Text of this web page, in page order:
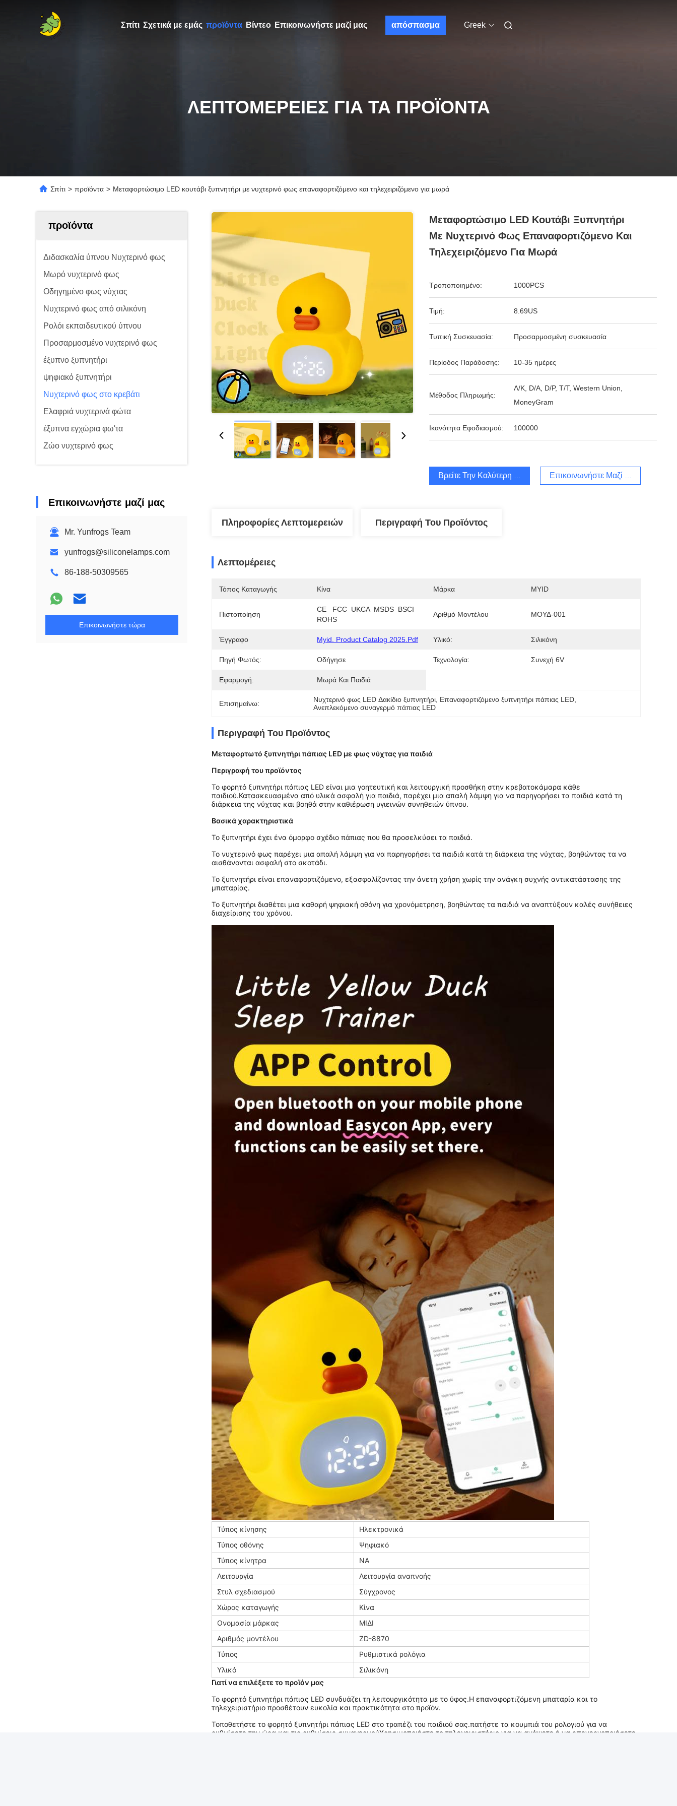
Σπίτι Σχετικά με εμάς προϊόντα Βίντεο Επικοινωνήστε μαζί μας απόσπασμα Greek
ΛΕΠΤΟΜΈΡΕΙΕΣ ΓΙΑ ΤΑ ΠΡΟΪΌΝΤΑ
Σπίτι > προϊόντα > Μεταφορτώσιμο LED κουτάβι ξυπνητήρι με νυχτερινό φως επαναφορτιζόμενο και τηλεχειριζόμενο για μωρά
προϊόντα
Διδασκαλία ύπνου Νυχτερινό φως
Μωρό νυχτερινό φως
Οδηγημένο φως νύχτας
Νυχτερινό φως από σιλικόνη
Ρολόι εκπαιδευτικού ύπνου
Προσαρμοσμένο νυχτερινό φως
έξυπνο ξυπνητήρι
ψηφιακό ξυπνητήρι
Νυχτερινό φως στο κρεβάτι
Ελαφριά νυχτερινά φώτα
έξυπνα εγχώρια φω'τα
Ζώο νυχτερινό φως
Επικοινωνήστε μαζί μας
Mr. Yunfrogs Team
yunfrogs@siliconelamps.com
86-188-50309565
Επικοινωνήστε τώρα
Μεταφορτώσιμο LED Κουτάβι Ξυπνητήρι
Με Νυχτερινό Φως Επαναφορτιζόμενο Και
Τηλεχειριζόμενο Για Μωρά
Τροποποιημένο: 1000PCS
Τιμή: 8.69US
Τυπική Συσκευασία: Προσαρμοσμένη συσκευασία
Περίοδος Παράδοσης: 10-35 ημέρες
Μέθοδος Πληρωμής:
Λ/Κ, D/A, D/P, T/T, Western Union,
MoneyGram
Ικανότητα Εφοδιασμού: 100000
Βρείτε Την Καλύτερη Τιμή Επικοινωνήστε Μαζί Μας
Πληροφορίες Λεπτομερειών Περιγραφή Του Προϊόντος
Λεπτομέρειες
Τόπος Καταγωγής Κίνα Μάρκα MYID
Πιστοποίηση
CE   FCC  UKCA  MSDS  BSCI
ROHS
Αριθμό Μοντέλου ΜΟΥΔ-001
Έγγραφο Myid. Product Catalog 2025.pdf Υλικό: Σιλικόνη
Πηγή Φωτός: Οδήγησε Τεχνολογία: Συνεχή 6V
Εφαρμογή: Μωρά Και Παιδιά
Επισημαίνω: Νυχτερινό φως LED Δακίδιο ξυπνητήρι Επαναφορτιζόμενο ξυπνητήρι πάπιας LED
Ανεπλεκόμενο συναγερμό πάπιας LED
Περιγραφή Του Προϊόντος
Μεταφορτωτό ξυπνητήρι πάπιας LED με φως νύχτας για παιδιά
Περιγραφή του προϊόντος
Το φορητό ξυπνητήρι πάπιας LED είναι μια γοητευτική και λειτουργική προσθήκη στην κρεβατοκάμαρα κάθε
παιδιού.Κατασκευασμένα από υλικά ασφαλή για παιδιά, παρέχει μια απαλή λάμψη για να παρηγορήσει τα παιδιά κατά τη
διάρκεια της νύχτας και βοηθά στην καθιέρωση υγιεινών συνηθειών ύπνου.
Βασικά χαρακτηριστικά
Το ξυπνητήρι έχει ένα όμορφο σχέδιο πάπιας που θα προσελκύσει τα παιδιά.
Το νυχτερινό φως παρέχει μια απαλή λάμψη για να παρηγορήσει τα παιδιά κατά τη διάρκεια της νύχτας, βοηθώντας τα να
αισθάνονται ασφαλή στο σκοτάδι.
Το ξυπνητήρι είναι επαναφορτιζόμενο, εξασφαλίζοντας την άνετη χρήση χωρίς την ανάγκη συχνής αντικατάστασης της
μπαταρίας.
Το ξυπνητήρι διαθέτει μια καθαρή ψηφιακή οθόνη για χρονόμετρηση, βοηθώντας τα παιδιά να αναπτύξουν καλές συνήθειες
διαχείρισης του χρόνου.
Τύπος κίνησης
Ηλεκτρονικά
Τύπος οθόνης
Ψηφιακό
Τύπος κίνητρα
NA
Λειτουργία
Λειτουργία αναπνοής
Στυλ σχεδιασμού
Σύγχρονος
Χώρος καταγωγής
Κίνα
Ονομασία μάρκας
ΜΙΔΙ
Αριθμός μοντέλου
ZD-8870
Τύπος
Ρυθμιστικά ρολόγια
Υλικό
Σιλικόνη
Γιατί να επιλέξετε το προϊόν μας
Το φορητό ξυπνητήρι πάπιας LED συνδυάζει τη λειτουργικότητα με το ύφος.Η επαναφορτιζόμενη μπαταρία και το
τηλεχειριστήριο προσθέτουν ευκολία και πρακτικότητα στο προϊόν.
Τοποθετήστε το φορητό ξυπνητήρι πάπιας LED στο τραπέζι του παιδιού σας.πατήστε τα κουμπιά του ρολογιού για να
ρυθμίσετε την ώρα και τις ρυθμίσεις συναγερμούΧρησιμοποιήστε το τηλεχειριστήριο για να ανάψετε ή να απενεργοποιήσετε